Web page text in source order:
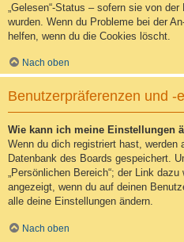
„Gelesen“-Status – sofern sie von
wurden. Wenn du Probleme bei der
helfen, wenn du die Cookies löscht.
Nach oben
Benutzerpräferenzen und -
Wie kann ich meine Einstellungen
Wenn du dich registriert hast, werden
Datenbank des Boards gespeichert.
„Persönlichen Bereich“; der Link
angezeigt, wenn du auf deinen
alle deine Einstellungen ändern.
Nach oben